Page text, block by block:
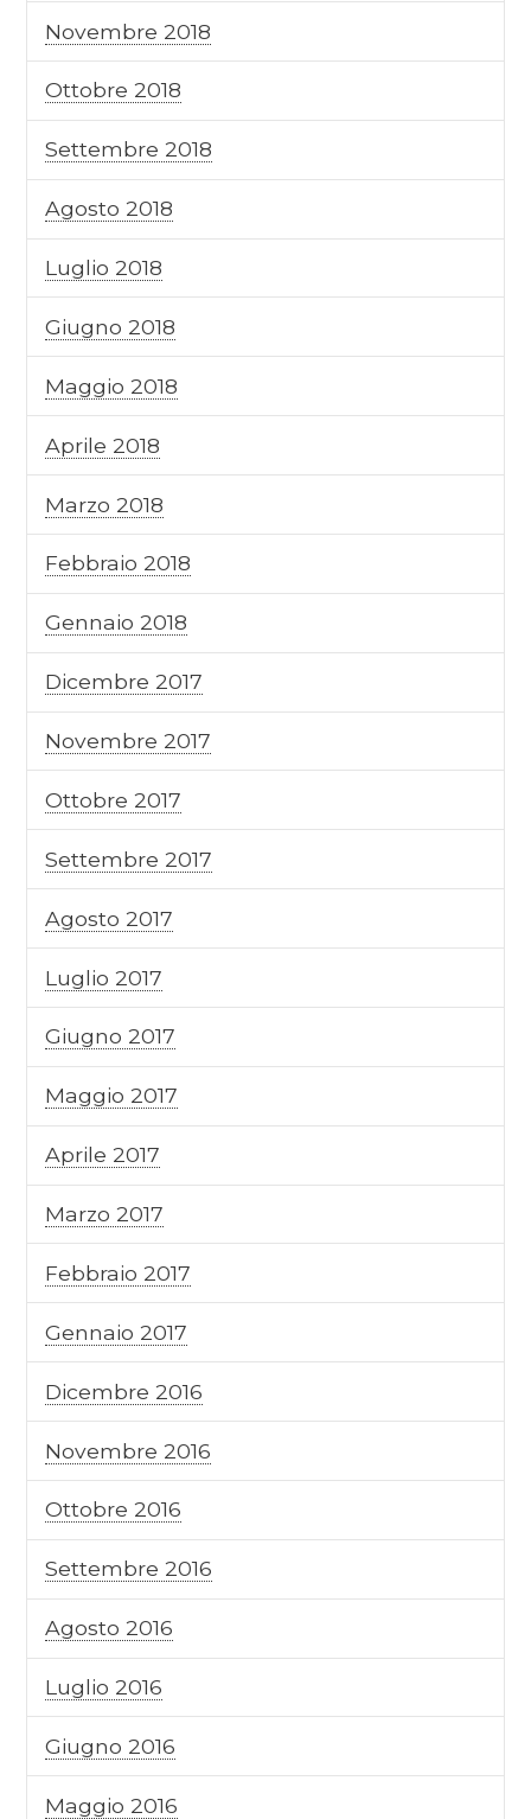
Novembre 2018
Ottobre 2018
Settembre 2018
Agosto 2018
Luglio 2018
Giugno 2018
Maggio 2018
Aprile 2018
Marzo 2018
Febbraio 2018
Gennaio 2018
Dicembre 2017
Novembre 2017
Ottobre 2017
Settembre 2017
Agosto 2017
Luglio 2017
Giugno 2017
Maggio 2017
Aprile 2017
Marzo 2017
Febbraio 2017
Gennaio 2017
Dicembre 2016
Novembre 2016
Ottobre 2016
Settembre 2016
Agosto 2016
Luglio 2016
Giugno 2016
Maggio 2016